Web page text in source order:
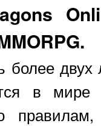
.
более
в мире